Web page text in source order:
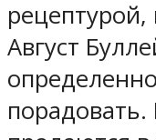
Август